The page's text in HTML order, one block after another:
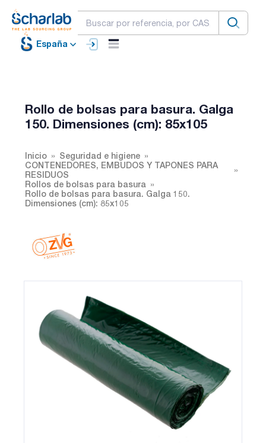
España
Rollo de bolsas para basura. Galga
150. Dimensiones (cm): 85x105
Inicio
Seguridad e higiene
CONTENEDORES, EMBUDOS Y TAPONES PARA
RESIDUOS
Rollos de bolsas para basura
Rollo de bolsas para basura. Galga 150.
Dimensiones (cm): 85x105